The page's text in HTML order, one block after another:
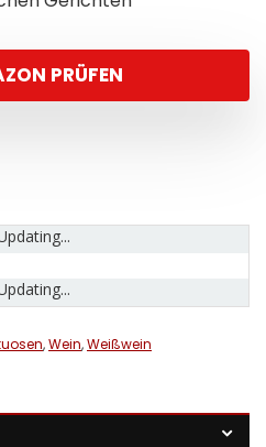
PRÜFEN
,Wein,Weißwein